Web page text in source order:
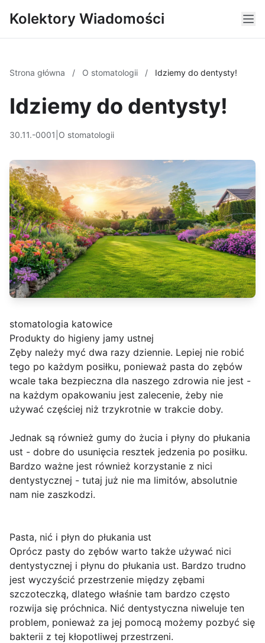
Kolektory Wiadomości
Strona główna / O stomatologii / Idziemy do dentysty!
Idziemy do dentysty!
30.11.-0001 O stomatologii
stomatologia katowice
Produkty do higieny jamy ustnej
Zęby należy myć dwa razy dziennie. Lepiej nie robić
tego po każdym posiłku, ponieważ pasta do zębów
wcale taka bezpieczna dla naszego zdrowia nie jest -
na każdym opakowaniu jest zalecenie, żeby nie
używać częściej niż trzykrotnie w trakcie doby.
Jednak są również gumy do żucia i płyny do płukania
ust - dobre do usunięcia resztek jedzenia po posiłku.
Bardzo ważne jest również korzystanie z nici
dentystycznej - tutaj już nie ma limitów, absolutnie
nam nie zaszkodzi.
Pasta, nić i płyn do płukania ust
Oprócz pasty do zębów warto także używać nici
dentystycznej i płynu do płukania ust. Bardzo trudno
jest wyczyścić przestrzenie między zębami
szczoteczką, dlatego właśnie tam bardzo często
rozwija się próchnica. Nić dentystyczna niweluje ten
problem, ponieważ za jej pomocą możemy pozbyć się
bakterii z tej kłopotliwej przestrzeni.